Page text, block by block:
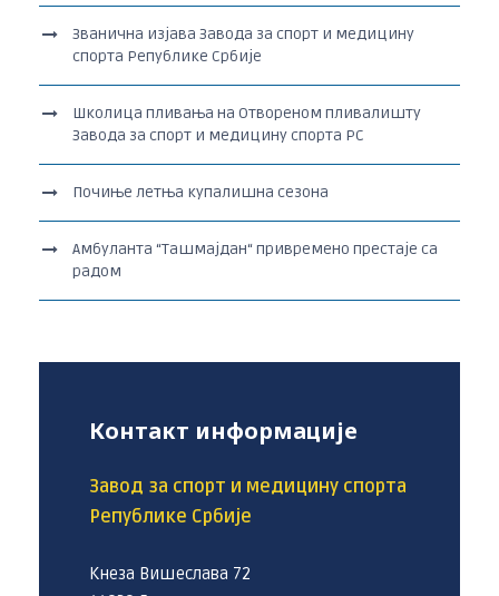
Званична изјава Завода за спорт и медицину
спорта Републике Србије
Школица пливања на Отвореном пливалишту
Завода за спорт и медицину спорта РС
Почиње летња купалишна сезона
Амбуланта “Ташмајдан“ привремено престаје са
радом
Контакт информације
Завод за спорт и медицину спорта
Републике Србије
Кнеза Вишеслава 72